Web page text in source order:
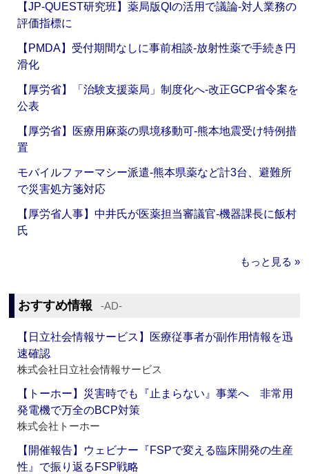
【JP-QUEST研究班】薬局版QIの活用で議論‐対人業務の
評価指標に
【PMDA】受付期間なしに事前相談‐放射性薬で手続き円
滑化
【厚労省】「治験支援薬局」制度化へ‐改正GCP省令案を
公表
【厚労省】医療用麻薬の県境移動可‐熊本地震受け特例措
置
モバイルファーマシー派遣‐熊本県薬など計3台、避難所
で災害処方箋対応
【厚労省人事】中井氏が医薬担当審議官‐機器課長に飯村
氏
もっと見る »
おすすめ情報 ‐AD‐
【日立社会情報サービス】医療従事者が副作用情報を迅
速確認
株式会社日立社会情報サービス
【トーホー】災害時でも『止まらない』事業へ 非常用
発電機で万全のBCP対策
株式会社トーホー
【開催報告】ウェビナー『FSPで変える臨床開発の生産
性』で振り返るFSP戦略